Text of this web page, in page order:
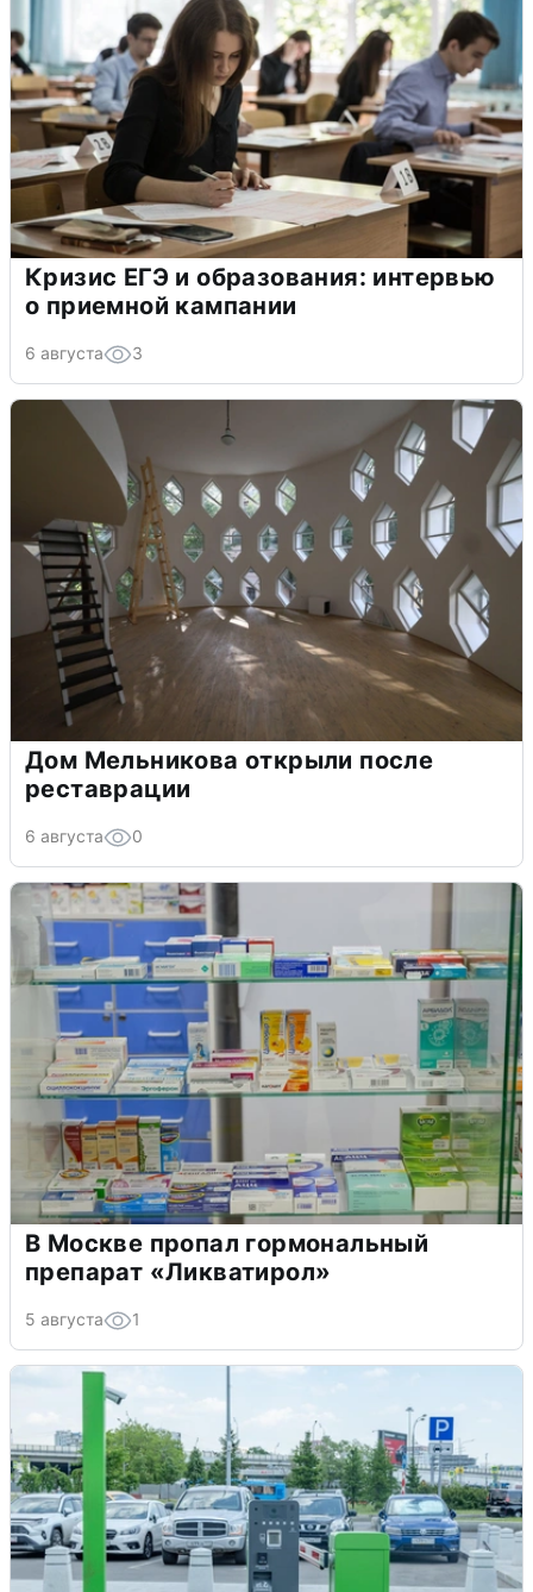
Кризис ЕГЭ и образования: интервью
о приемной кампании
6 августа 3
Дом Мельникова открыли после
реставрации
6 августа 0
В Москве пропал гормональный
препарат «Ликватирол»
5 августа 1